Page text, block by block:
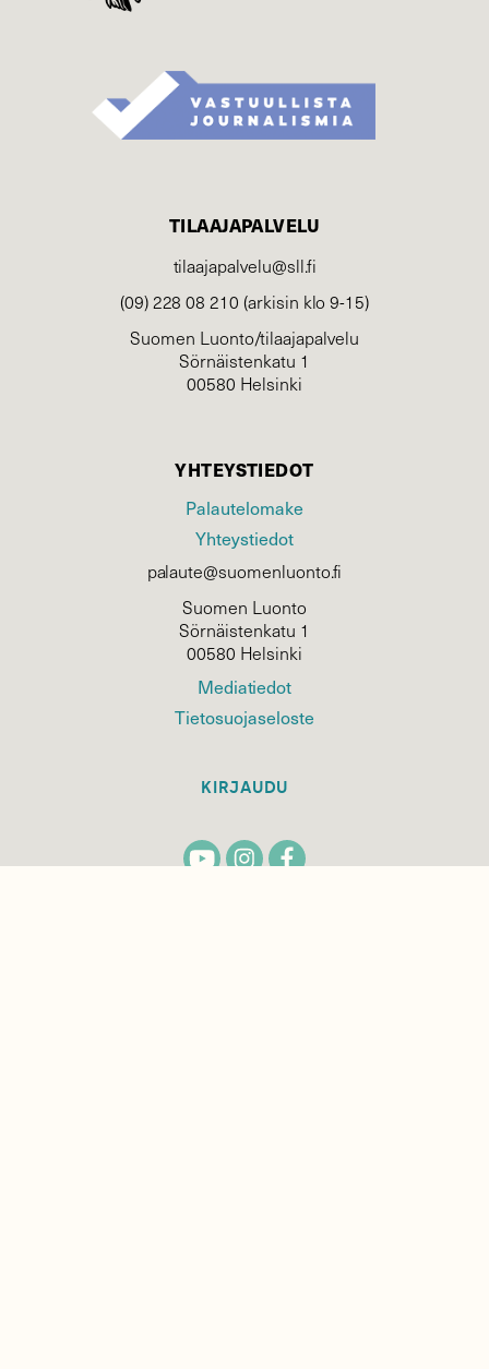
TILAAJAPALVELU
tilaajapalvelu@sll.fi
(09) 228 08 210 (arkisin klo 9-15)
Suomen Luonto/tilaajapalvelu
Sörnäistenkatu 1
00580 Helsinki
YHTEYSTIEDOT
Palautelomake
Yhteystiedot
palaute@suomenluonto.fi
Suomen Luonto
Sörnäistenkatu 1
00580 Helsinki
Mediatiedot
Tietosuojaseloste
KIRJAUDU